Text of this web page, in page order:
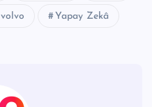
volvo Yapay Zekâ